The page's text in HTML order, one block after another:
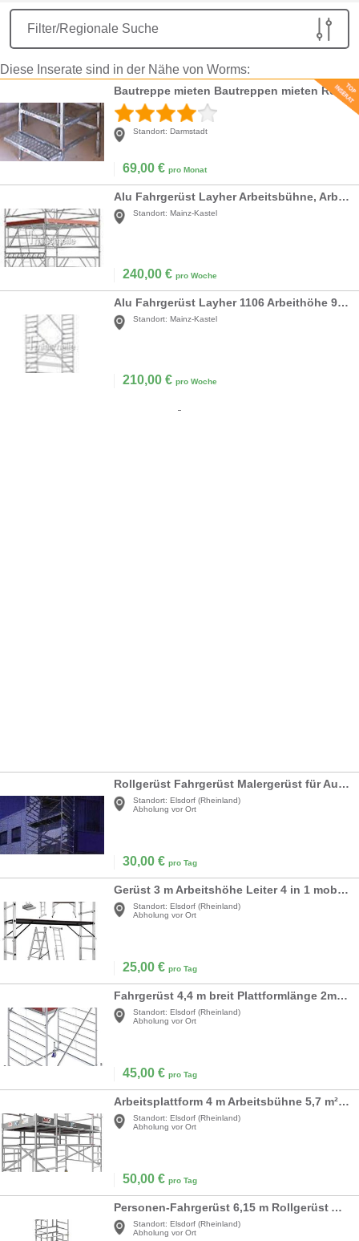
Filter/Regionale Suche
Diese Inserate sind in der Nähe von Worms:
Bautreppe mieten Bautreppen mieten Rohnautreppe mieten
Standort: Darmstadt
69,00 € pro Monat
Alu Fahrgerüst Layher Arbeitsbühne, Arbeitshöhe 8,
Standort: Mainz-Kastel
240,00 € pro Woche
Alu Fahrgerüst Layher 1106 Arbeithöhe 9.6m
Standort: Mainz-Kastel
210,00 € pro Woche
Rollgerüst Fahrgerüst Malergerüst für Außenbereich - Standhöhe 5, 45 m = Arbeitshöhe ca. 7, 45 m
Standort: Elsdorf (Rheinland)
Abholung vor Ort
30,00 € pro Tag
Gerüst 3 m Arbeitshöhe Leiter 4 in 1 mobile Mehrzweckleiter Arbeitsbühne Baugerüst Alu Gerüst
Standort: Elsdorf (Rheinland)
Abholung vor Ort
25,00 € pro Tag
Fahrgerüst 4,4 m breit Plattformlänge 2m Arbeitshöhe Leiter Mehrzweckleiter Arbeitsbühne Baugerüst
Standort: Elsdorf (Rheinland)
Abholung vor Ort
45,00 € pro Tag
Arbeitsplattform 4 m Arbeitsbühne 5,7 m² Fläche Arbeitshöhe faltbares Raumgerüst Rollbock Alu Gerüst
Standort: Elsdorf (Rheinland)
Abholung vor Ort
50,00 € pro Tag
Personen-Fahrgerüst 6,15 m Rollgerüst Arbeitshöhe 6,15 m SoloTower Plattformgröße 1,15 x 0,8 m
Standort: Elsdorf (Rheinland)
Abholung vor Ort